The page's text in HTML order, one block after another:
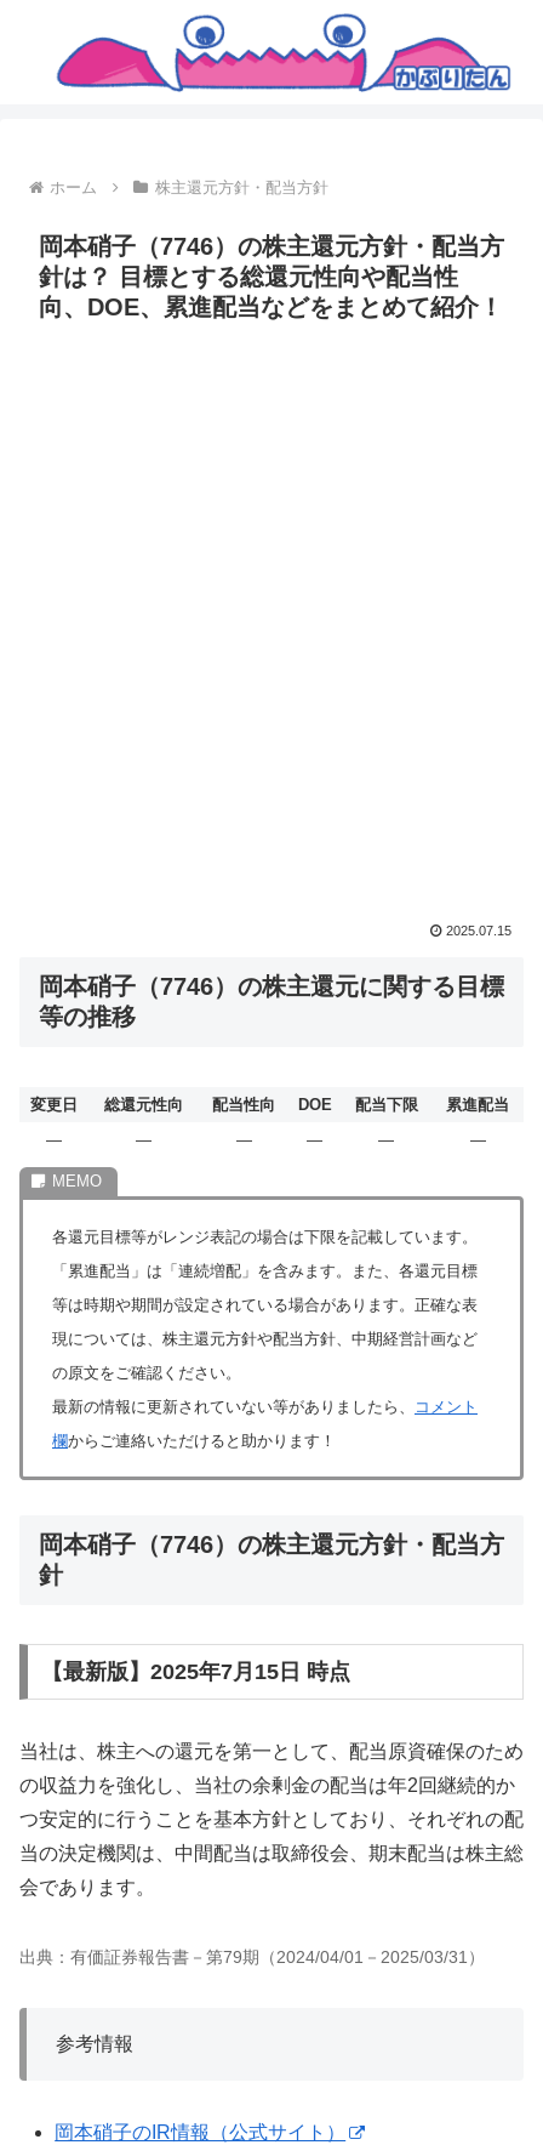
ホーム 株主還元方針・配当方針
岡本硝子（7746）の株主還元方針・配当方
針は？ 目標とする総還元性向や配当性
向、DOE、累進配当などをまとめて紹介！
2025.07.15
岡本硝子（7746）の株主還元に関する目標
等の推移
変更日 総還元性向 配当性向 DOE 配当下限
累進配当
―
― ― ― ― ―
各還元目標等がレンジ表記の場合は下限を記載しています。
「累進配当」は「連続増配」を含みます。また、各還元目標
等は時期や期間が設定されている場合があります。正確な表
現については、株主還元方針や配当方針、中期経営計画など
の原文をご確認ください。
最新の情報に更新されていない等がありましたら、
コメント
欄からご連絡いただけると助かります！
岡本硝子（7746）の株主還元方針・配当方
針
【最新版】2025年7月15日 時点
当社は、株主への還元を第一として、配当原資確保のため
の収益力を強化し、当社の余剰金の配当は年2回継続的か
つ安定的に行うことを基本方針としており、それぞれの配
当の決定機関は、中間配当は取締役会、期末配当は株主総
会であります。
出典：有価証券報告書－第79期（2024/04/01－2025/03/31）
参考情報
岡本硝子のIR情報（公式サイト）